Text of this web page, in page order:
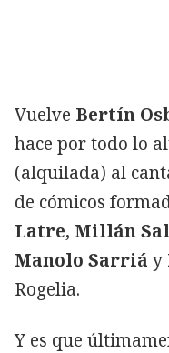
Vuelve Bertín
hace por todo lo
(alquilada) al
de cómicos
Latre, Millán
Manolo Sarriá y
Rogelia.
Y es que